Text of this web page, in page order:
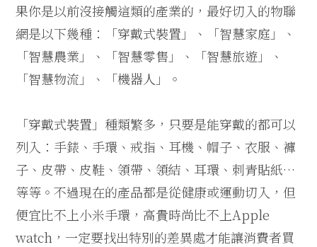
果你是以前沒接觸這類的產業的，最好切入的物聯
網是以下幾種：「穿戴式裝置」、「智慧家庭」、
「智慧農業」、「智慧零售」、「智慧旅遊」、
「智慧物流」、「機器人」。
「穿戴式裝置」種類繁多，只要是能穿戴的都可以
列入：手錶、手環、戒指、耳機、帽子、衣服、褲
子、皮帶、皮鞋、領帶、領結、耳環、刺青貼紙…
等等。不過現在的產品都是從健康或運動切入，但
便宜比不上小米手環，高貴時尚比不上Apple
watch，一定要找出特別的差異處才能讓消費者買